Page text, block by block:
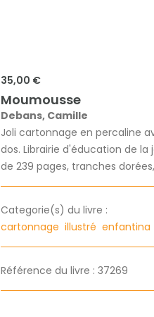
35,00 €
Moumousse
Debans, Camille
Joli cartonnage en percaline
dos. Librairie d'éducation de la
de 239 pages, tranches
Categorie(s) du livre :
cartonnage illustré enfantina
Référence du livre : 37269